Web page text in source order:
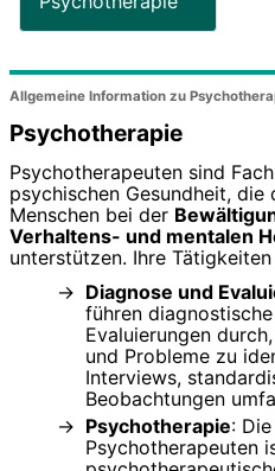
Allgemeine Information zu
Psychotherapie
Psychotherapeuten sind
psychischen Gesundheit,
Menschen bei der
Verhaltens- und mentalen
unterstützen. Ihre
Diagnose und
führen
Evaluierungen
und Probleme zu
Interviews,
Beobachtungen
Psychotherapie:
Psychotherapeuten